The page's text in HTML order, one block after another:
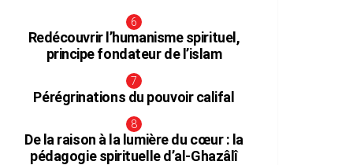
Redécouvrir l’humanisme spirituel,
principe fondateur de l’islam
Pérégrinations du pouvoir califal
De la raison à la lumière du cœur : la
pédagogie spirituelle d’al-Ghazâlî